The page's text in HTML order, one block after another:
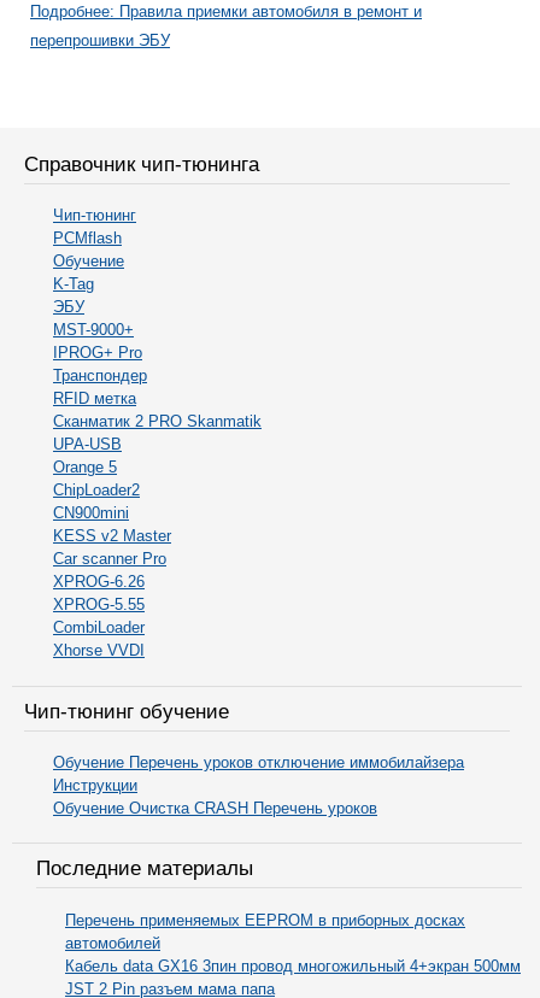
Подробнее: Правила приемки автомобиля в ремонт и
перепрошивки ЭБУ
Справочник чип-тюнинга
Чип-тюнинг
PCMflash
Обучение
K-Tag
ЭБУ
MST-9000+
IPROG+ Pro
Транспондер
RFID метка
Сканматик 2 PRO Skanmatik
UPA-USB
Orange 5
ChipLoader2
CN900mini
KESS v2 Master
Car scanner Pro
XPROG-6.26
XPROG-5.55
CombiLoader
Xhorse VVDI
Чип-тюнинг обучение
Обучение Перечень уроков отключение иммобилайзера
Инструкции
Обучение Очистка CRASH Перечень уроков
Последние материалы
Перечень применяемых EEPROM в приборных досках
автомобилей
Кабель data GX16 3пин провод многожильный 4+экран 500мм
JST 2 Pin разъем мама папа